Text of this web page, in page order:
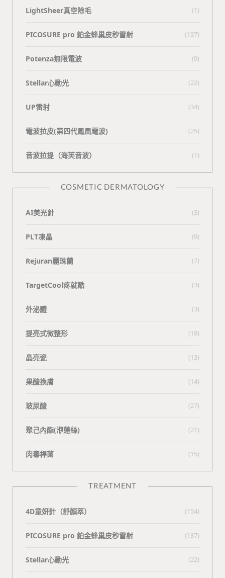
LightSheer真空除毛 (1)
PICOSURE pro 鉑金蜂巢皮秒雷射 (137)
Potenza無限電波 (9)
Stellar心動光 (22)
UP雷射 (34)
電波拉皮(第四代鳳凰電波) (25)
⾳波拉提（海芙⾳波） (1)
COSMETIC DERMATOLOGY
AI美光針 (3)
PLT凍晶 (9)
Rejuran麗珠蘭 (7)
TargetCool疼就酷 (3)
外泌體 (3)
提亮式微整形 (18)
晶亮瓷 (13)
果酸換膚 (14)
玻尿酸 (27)
聚己內酯(洢蓮絲) (21)
肉毒桿菌 (15)
TREATMENT
4D童妍針（舒顏萃） (154)
PICOSURE pro 鉑金蜂巢皮秒雷射 (137)
Stellar心動光 (22)